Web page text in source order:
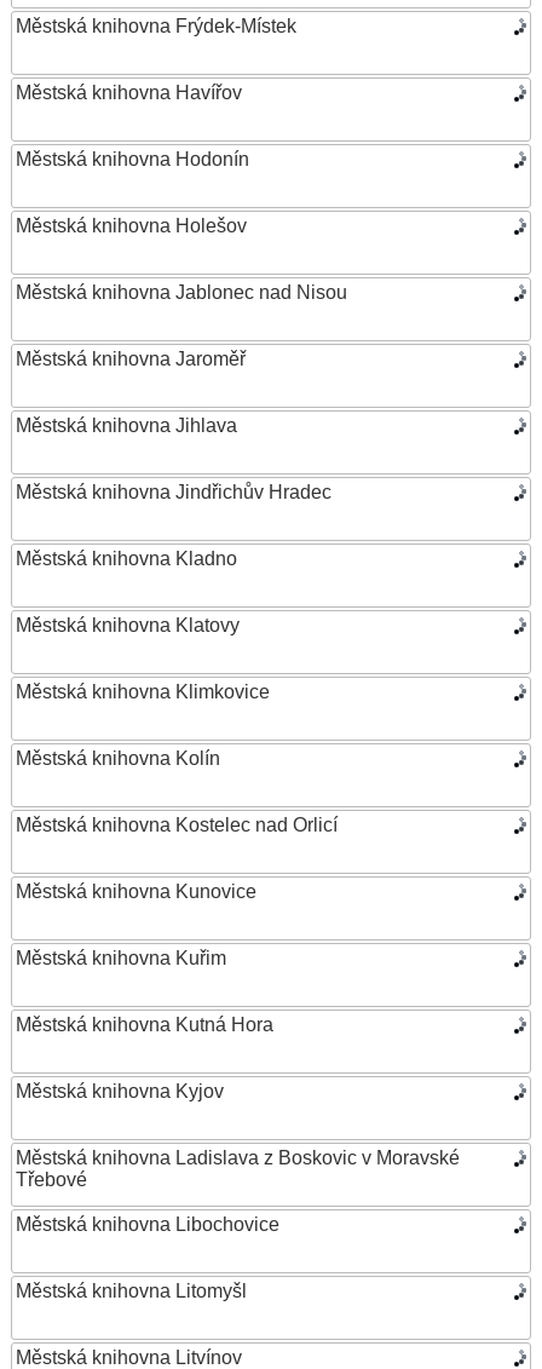
Městská knihovna Frýdek-Místek
Městská knihovna Havířov
Městská knihovna Hodonín
Městská knihovna Holešov
Městská knihovna Jablonec nad Nisou
Městská knihovna Jaroměř
Městská knihovna Jihlava
Městská knihovna Jindřichův Hradec
Městská knihovna Kladno
Městská knihovna Klatovy
Městská knihovna Klimkovice
Městská knihovna Kolín
Městská knihovna Kostelec nad Orlicí
Městská knihovna Kunovice
Městská knihovna Kuřim
Městská knihovna Kutná Hora
Městská knihovna Kyjov
Městská knihovna Ladislava z Boskovic v Moravské
Třebové
Městská knihovna Libochovice
Městská knihovna Litomyšl
Městská knihovna Litvínov